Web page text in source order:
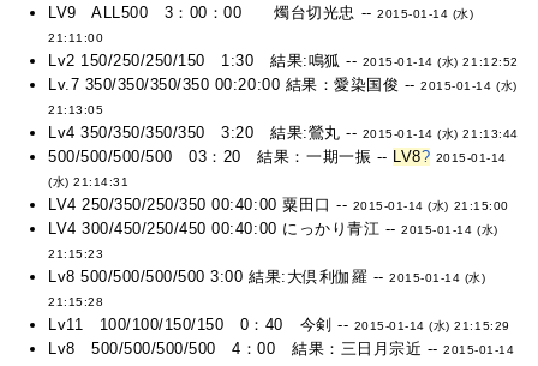
LV9 ALL500 3：00：00 燭台切光忠 --2015-01-14 (水)
21:11:00
Lv2 150/250/250/150 1:30 結果:鳴狐 -- 2015-01-14 (水) 21:12:52
Lv.7 350/350/350/350 00:20:00 結果：愛染国俊 --2015-01-14 (水)
21:13:05
Lv4 350/350/350/350 3:20 結果:鶯丸 -- 2015-01-14 (水) 21:13:44
500/500/500/500 03：20 結果：一期一振 -- LV8? 2015-01-14
(水) 21:14:31
LV4 250/350/250/350 00:40:00 粟田口 -- 2015-01-14 (水) 21:15:00
LV4 300/450/250/450 00:40:00 にっかり青江 --2015-01-14 (水)
21:15:23
Lv8 500/500/500/500 3:00 結果:大倶利伽羅 --2015-01-14 (水)
21:15:28
Lv11 100/100/150/150 0：40 今剣 -- 2015-01-14 (水) 21:15:29
Lv8 500/500/500/500 4：00 結果：三日月宗近 --2015-01-14